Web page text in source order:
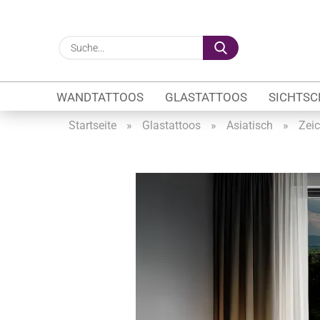
Suche...
WANDTATTOOS GLASTATTOOS
Firmenlogo
Fahrzeugwerbung
Sichtschutzfolien
Startseite » Glastattoos » Asiatisch »